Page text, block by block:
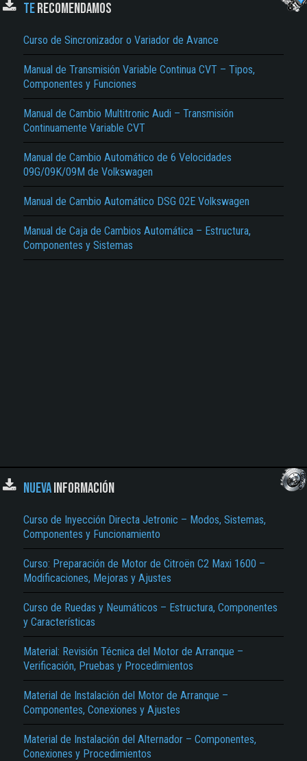
TERECOMENDAMOS
Curso de Sincronizador o Variador de Avance
Manual de Transmisión Variable Continua CVT – Tipos,
Componentes y Funciones
Manual de Cambio Multitronic Audi – Transmisión
Continuamente Variable CVT
Manual de Cambio Automático de 6 Velocidades
09G/09K/09M de Volkswagen
Manual de Cambio Automático DSG 02E Volkswagen
Manual de Caja de Cambios Automática – Estructura,
Componentes y Sistemas
NUEVAINFORMACIÓN
Curso de Inyección Directa Jetronic – Modos, Sistemas,
Componentes y Funcionamiento
Curso: Preparación de Motor de Citroën C2 Maxi 1600 –
Modificaciones, Mejoras y Ajustes
Curso de Ruedas y Neumáticos – Estructura, Componentes
y Características
Material: Revisión Técnica del Motor de Arranque –
Verificación, Pruebas y Procedimientos
Material de Instalación del Motor de Arranque –
Componentes, Conexiones y Ajustes
Material de Instalación del Alternador – Componentes,
Conexiones y Procedimientos
El Título es incorrecto según el contenido.
Texto o Imagen de portada son erróneos.
No carga o no se visualiza el contenido.
Reportar otro tipo de error...